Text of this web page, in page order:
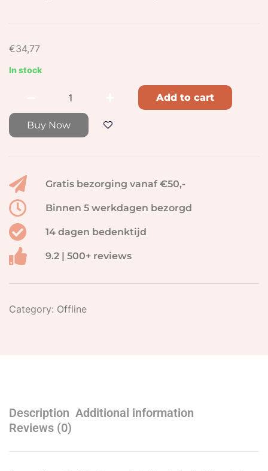
€34,77
In stock
Buy Now
Add to cart
Gratis bezorging vanaf €50,-
Binnen 5 werkdagen bezorgd
14 dagen bedenktijd
9.2 | 500+ reviews
Category: Offline
Description Additional information
Reviews (0)